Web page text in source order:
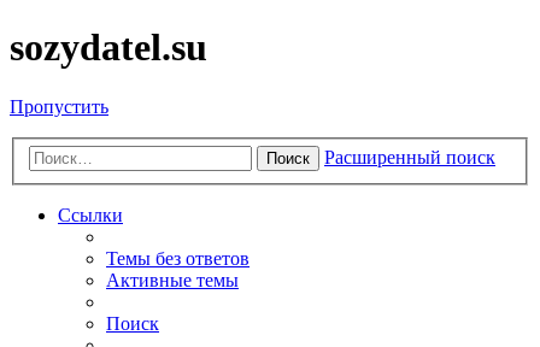
sozydatel.su
Пропустить
Поиск Расширенный поиск
Ссылки
Темы без ответов
Активные темы
Поиск